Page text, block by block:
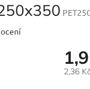
2,36